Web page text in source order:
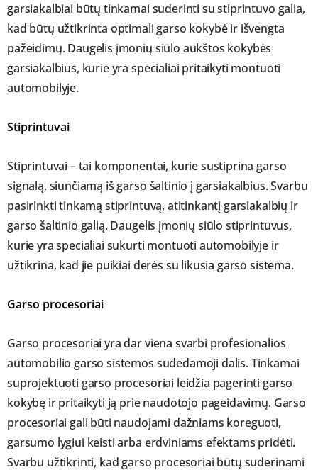
garsiakalbiai būtų tinkamai suderinti su stiprintuvo galia,
kad būtų užtikrinta optimali garso kokybė ir išvengta
pažeidimų. Daugelis įmonių siūlo aukštos kokybės
garsiakalbius, kurie yra specialiai pritaikyti montuoti
automobilyje.
Stiprintuvai
Stiprintuvai – tai komponentai, kurie sustiprina garso
signalą, siunčiamą iš garso šaltinio į garsiakalbius. Svarbu
pasirinkti tinkamą stiprintuvą, atitinkantį garsiakalbių ir
garso šaltinio galią. Daugelis įmonių siūlo stiprintuvus,
kurie yra specialiai sukurti montuoti automobilyje ir
užtikrina, kad jie puikiai derės su likusia garso sistema.
Garso procesoriai
Garso procesoriai yra dar viena svarbi profesionalios
automobilio garso sistemos sudedamoji dalis. Tinkamai
suprojektuoti garso procesoriai leidžia pagerinti garso
kokybę ir pritaikyti ją prie naudotojo pageidavimų. Garso
procesoriai gali būti naudojami dažniams koreguoti,
garsumo lygiui keisti arba erdviniams efektams pridėti.
Svarbu užtikrinti, kad garso procesoriai būtų suderinami